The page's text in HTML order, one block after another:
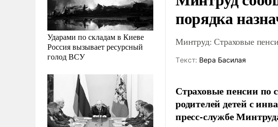
Ударами по складам в Киеве
Россия вызывает ресурсный
голод ВСУ
порядка
Минтруд: Страховые
Tекст: Вера Басилая
Страховые пенсии по
родителей детей с
пресс-службе